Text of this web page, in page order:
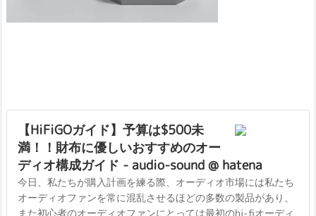
【HiFiGOガイド】予算は$500未
満！！財布に優しいおすすめのオー
ディオ構成ガイド - audio-sound @ hatena
今日、私たちが購入計画を練る際、オーディオ市場には私たち
オーディオファンを常に混乱させるほどの多数の製品があり、
また初心者のオーディオファンにとっては最初のhi-fiオーディ